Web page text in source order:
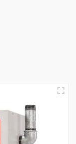
comprenons
arrive
pour une
livraison s'allient